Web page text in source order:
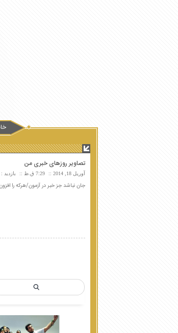
تصاویر روزهای خبری من
آوریل 18, 2014 7:29 ق.ظ بازدید : 3914
جان نباشد جز خبر در آزمون/هرکه را